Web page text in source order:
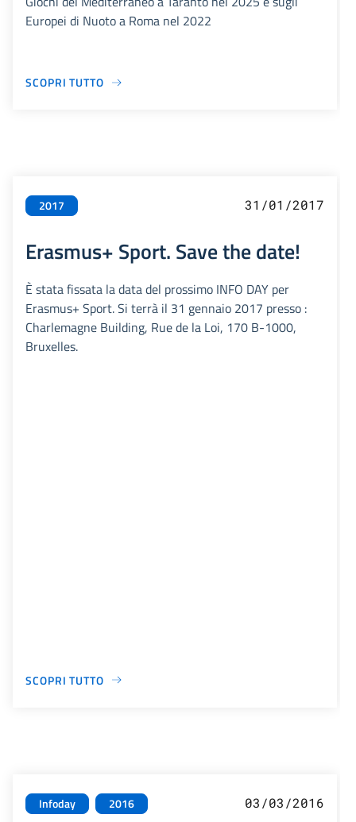
Europei di Nuoto a Roma nel 2022
SCOPRI TUTTO
2017 31/01/2017
Erasmus+ Sport. Save the date!
È stata fissata la data del prossimo INFO DAY per
Erasmus+ Sport. Si terrà il 31 gennaio 2017 presso :
Charlemagne Building, Rue de la Loi, 170 B-1000,
Bruxelles.
SCOPRI TUTTO
Infoday 2016 03/03/2016